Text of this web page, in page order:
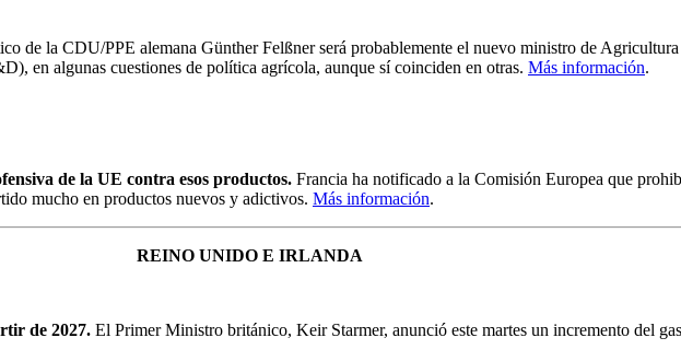
de la CDU/PPE alemana Günther Felßner será probablemente el nuevo ministro de
en algunas cuestiones de política agrícola, aunque sí coinciden en otras. Más información.
de la UE contra esos productos. Francia ha notificado a la Comisión Europea que
mucho en productos nuevos y adictivos. Más información.
REINO UNIDO E IRLANDA
de 2027. El Primer Ministro británico, Keir Starmer, anunció este martes un incremento del